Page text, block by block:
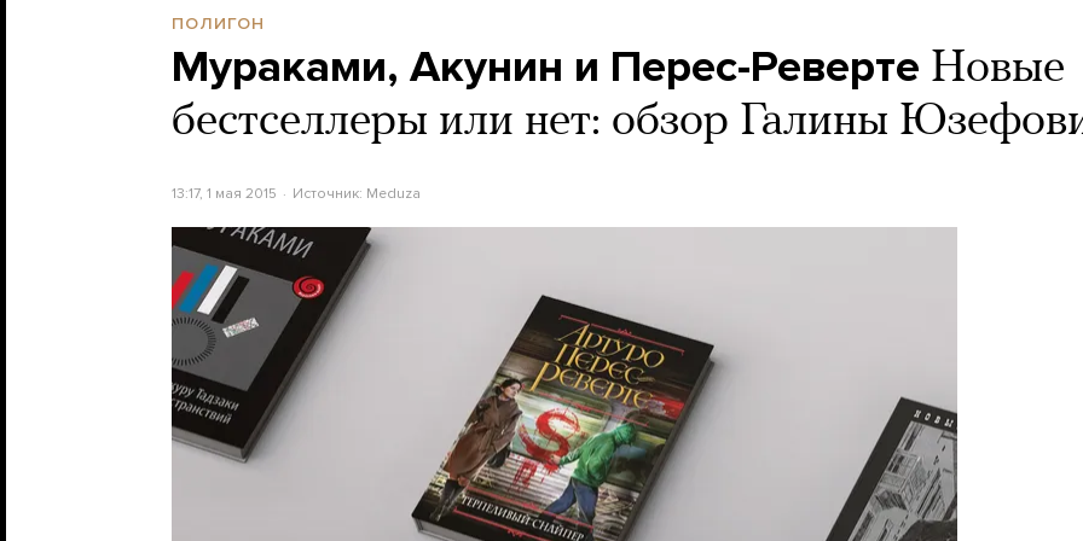
ПОЛИГОН
Мураками, Акунин и Перес-Реверте Новые
бестселлеры или нет: обзор Галины
13:17, 1 мая 2015 Источник: Meduza